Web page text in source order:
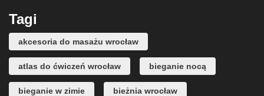
Tagi
akcesoria do masażu wrocław
atlas do ćwiczeń wrocław bieganie nocą
bieganie w zimie bieżnia wrocław